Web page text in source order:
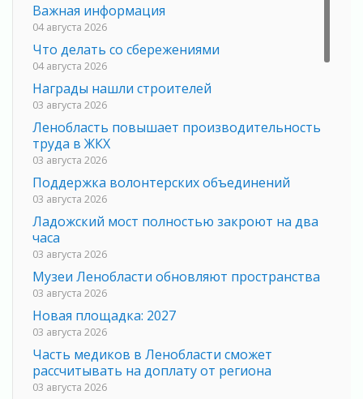
Важная информация
04 августа 2026
Что делать со сбережениями
04 августа 2026
Награды нашли строителей
03 августа 2026
Ленобласть повышает производительность
труда в ЖКХ
03 августа 2026
Поддержка волонтерских объединений
03 августа 2026
Ладожский мост полностью закроют на два
часа
03 августа 2026
Музеи Ленобласти обновляют пространства
03 августа 2026
Новая площадка: 2027
03 августа 2026
Часть медиков в Ленобласти сможет
рассчитывать на доплату от региона
03 августа 2026